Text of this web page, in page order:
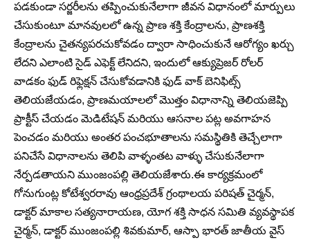
పడకుండా సర్జరీలను తప్పించుకునేలాగా జీవన విధానంలో మార్పులు
చేసుకుంటూ మానవులలో ఉన్న ప్రాణ శక్తి కేంద్రాలను, ప్రాణశక్తి
కేంద్రాలను చైతన్యపరచుకోవడం ద్వారా సాధించుకునే ఆరోగ్యం ఖర్చు
లేదని ఎలాంటి సైడ్ ఎఫెక్ట్ లేనిదని, ఇందులో ఆక్యుప్రెజర్ రోలర్
వాడకం ఫుడ్ రిఫ్లెక్షన్ చేసుకోవడానికి ఫుడ్ వాక్ బెనిఫిట్స్
తెలియజేయడం, ప్రాణమయాలలో మొత్తం విధానాన్ని తెలియజెప్పి
ప్రాక్టీస్ చేయడం మెడిటేషన్ మరియు ఆసనాల పట్ల అవగాహన
పెంచడం మరియు అంతర పంచభూతాలను సమస్థితికి తెచ్చేలాగా
పనిచేసే విధానాలను తెలిపి వాళ్ళంతట వాళ్ళు చేసుకునేలాగా
నేర్పడతాయని ముంజంపల్లి తెలియజేశారు.ఈ కార్యక్రమంలో
గోనుగుంట్ల కోటేశ్వరరావు ఆంధ్రప్రదేశ్ గ్రంథాలయ పరిషత్ చైర్మన్,
డాక్టర్ మాకాల సత్యనారాయణ, యోగ శక్తి సాధన సమితి వ్యవస్థాపక
చైర్మన్, డాక్టర్ ముంజంపల్లి శివకుమార్, ఆస్పా భారత్ జాతీయ వైస్